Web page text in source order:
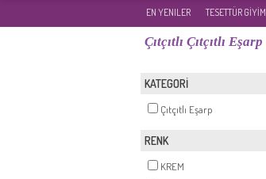
EN YENILER TESETTÜR GİYİM
Çıtçıtlı Çıtçıtlı Eşarp
KATEGORİ
Çıtçıtlı Eşarp
RENK
KREM